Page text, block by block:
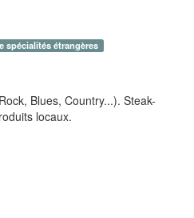
spécialités étrangères
Blues, Country...). Steak-
locaux.